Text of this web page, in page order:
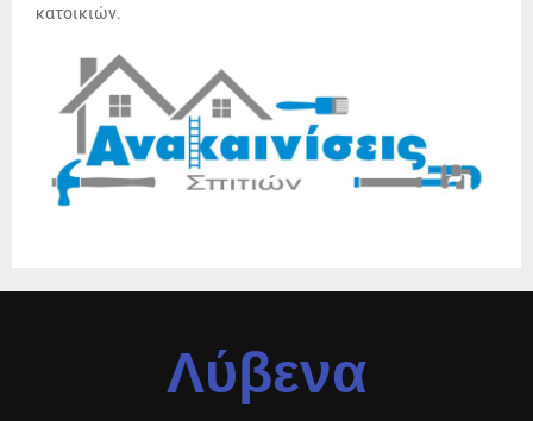
κατοικιών.
Λύβενα